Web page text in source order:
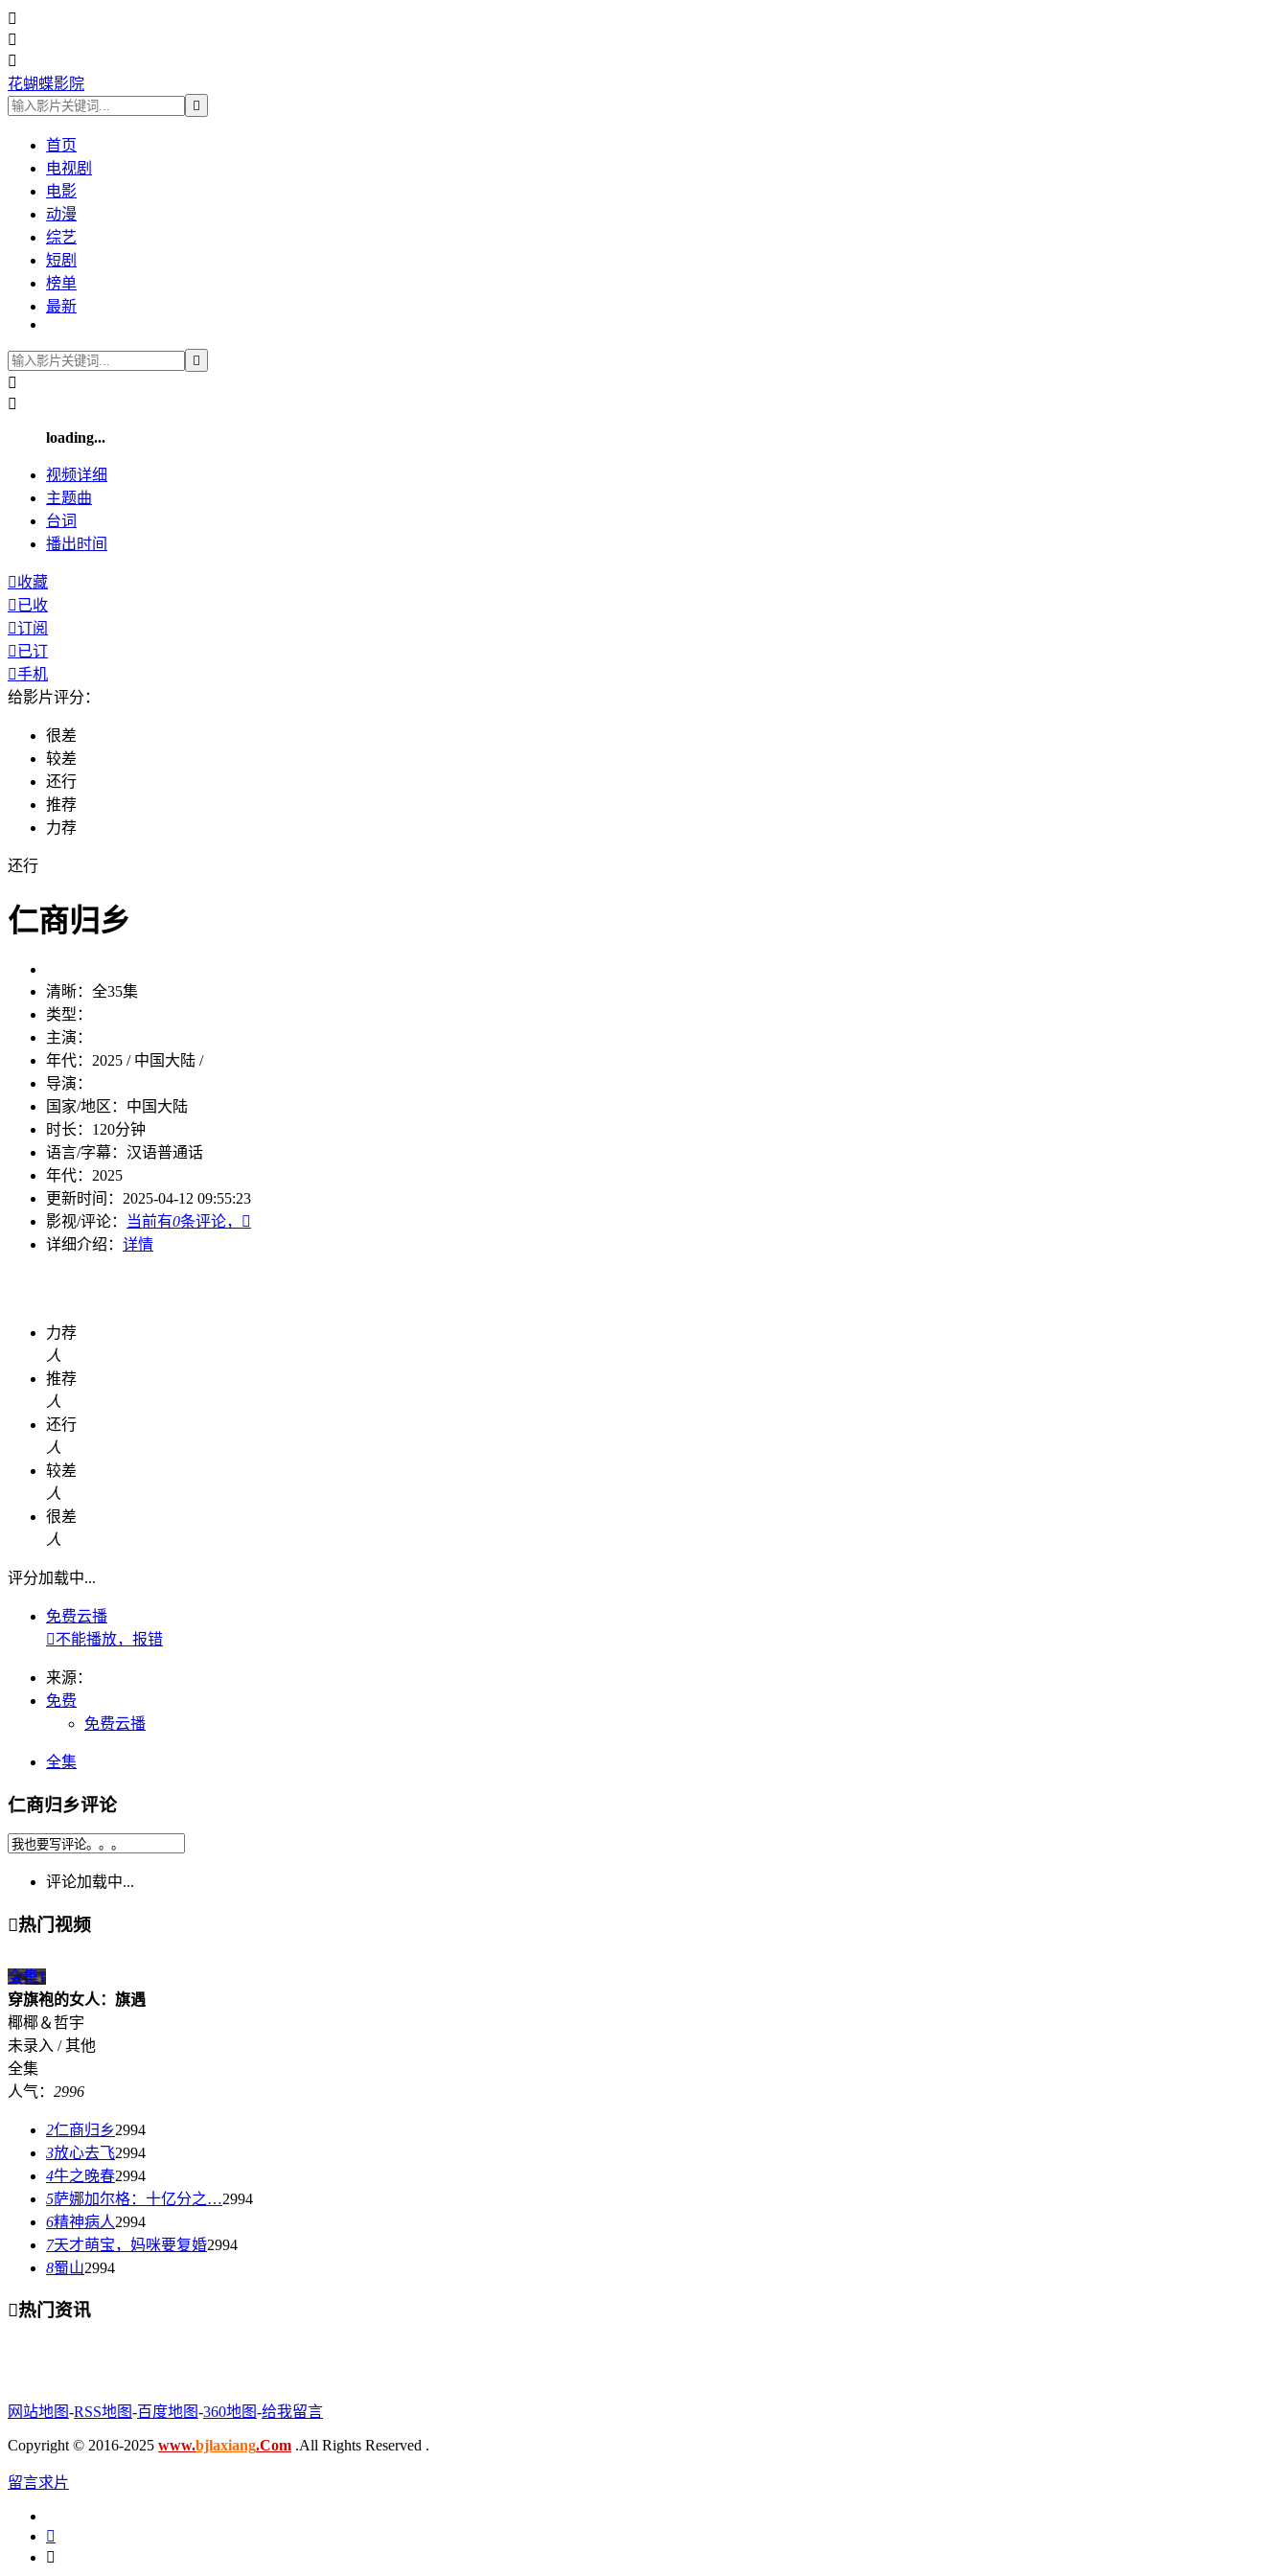



花蝴蝶影院

首页
电视剧
电影
动漫
综艺
短剧
榜单
最新



loading...
视频详细
主题曲
台词
播出时间
收藏
已收
订阅
已订
手机
给影片评分：
很差
较差
还行
推荐
力荐
还行
仁商归乡
清晰： 全35集
类型：
主演：
年代： 2025 / 中国大陆 /
导演：
国家/地区： 中国大陆
时长： 120分钟
语言/字幕： 汉语普通话
年代： 2025
更新时间： 2025-04-12 09:55:23
影视/评论：
当前有0条评论，

详细介绍： 详情
力荐
人
推荐
人
还行
人
较差
人
很差
人
评分加载中...
免费云播
不能播放，报错
来源：
免费
免费云播
全集
仁商归乡评论
评论加载中...
热门视频
全集1
穿旗袍的女人：旗遇
椰椰＆哲宇
未录入 / 其他
全集
人气： 2996
2仁商归乡2994
3放心去飞2994
4牛之晚春2994
5萨娜加尔格：十亿分之…2994
6精神病人2994
7天才萌宝，妈咪要复婚2994
8蜀山2994
热门资讯
网站地图-RSS地图-百度地图-360地图-给我留言
Copyright © 2016-2025 www.bjlaxiang.Com .All Rights Reserved .
留言求片

